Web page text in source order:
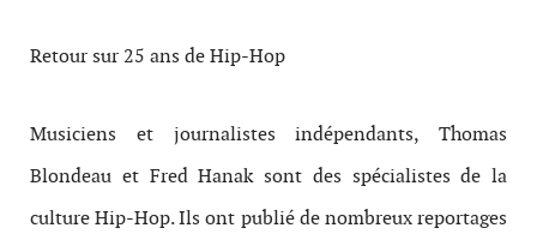
Retour sur 25 ans de Hip-Hop
Musiciens et journalistes indépendants, Thomas
Blondeau et Fred Hanak sont des spécialistes de la
culture Hip-Hop. Ils ont publié de nombreux reportages